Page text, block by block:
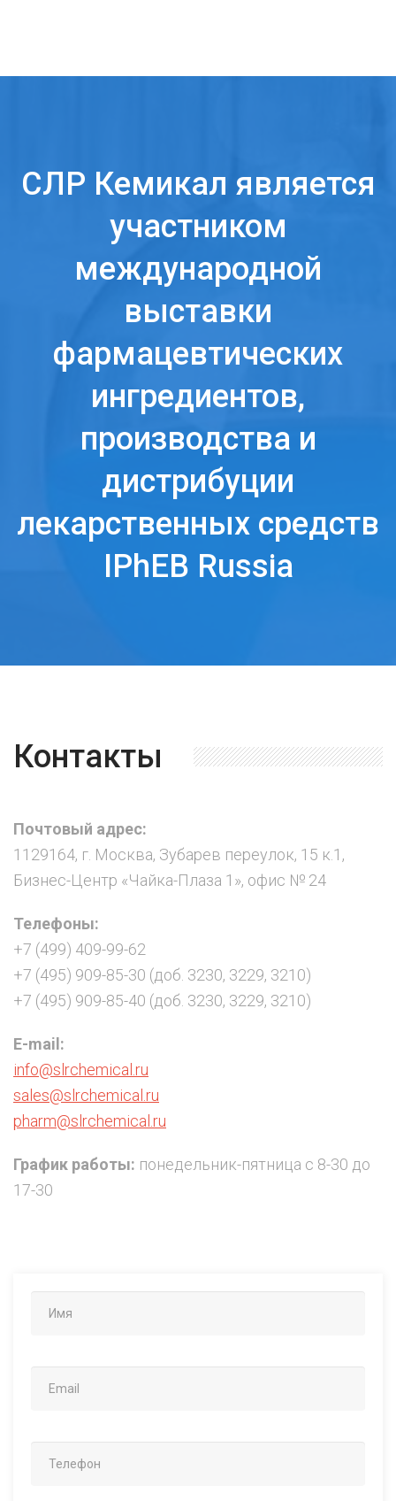
СЛР Кемикал является
участником
международной
выставки
фармацевтических
ингредиентов,
производства и
дистрибуции
лекарственных средств
IPhEB Russia
Контакты
Почтовый адрес:
1129164, г. Москва, Зубарев переулок, 15 к.1,
Бизнес-Центр «Чайка-Плаза 1», офис № 24
Телефоны:
+7 (499) 409-99-62
+7 (495) 909-85-30 (доб. 3230, 3229, 3210)
+7 (495) 909-85-40 (доб. 3230, 3229, 3210)
E-mail:
info@slrchemical.ru
sales@slrchemical.ru
pharm@slrchemical.ru
График работы: понедельник-пятница с 8-30 до
17-30